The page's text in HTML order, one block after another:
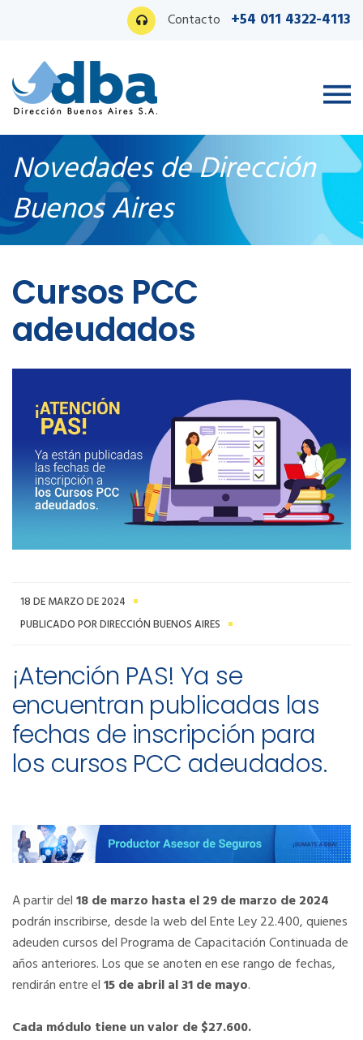
Contacto +54 011 4322-4113
Novedades de Dirección
Buenos Aires
Cursos PCC
adeudados
18 DE MARZO DE 2024
PUBLICADO POR DIRECCIÓN BUENOS AIRES
¡Atención PAS! Ya se
encuentran publicadas las
fechas de inscripción para
los cursos PCC adeudados.
A partir del18 de marzo hasta el 29 de marzo de 2024
podrán inscribirse, desde la web del Ente Ley 22.400, quienes
adeuden cursos del Programa de Capacitación Continuada de
años anteriores. Los que se anoten en ese rango de fechas,
rendirán entre el15 de abril al 31 de mayo.
Cada módulo tiene un valor de $27.600.